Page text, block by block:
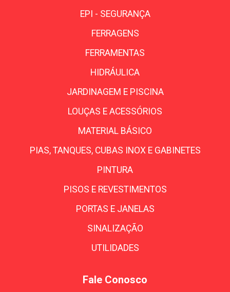
EPI - SEGURANÇA
FERRAGENS
FERRAMENTAS
HIDRÁULICA
JARDINAGEM E PISCINA
LOUÇAS E ACESSÓRIOS
MATERIAL BÁSICO
PIAS, TANQUES, CUBAS INOX E GABINETES
PINTURA
PISOS E REVESTIMENTOS
PORTAS E JANELAS
SINALIZAÇÃO
UTILIDADES
Fale Conosco